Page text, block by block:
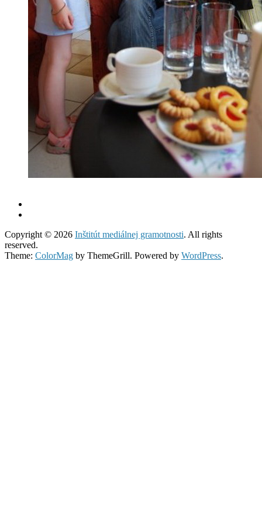
Copyright © 2026 Inštitút mediálnej gramotnosti. All rights
reserved.
Theme: ColorMag by ThemeGrill. Powered by WordPress.